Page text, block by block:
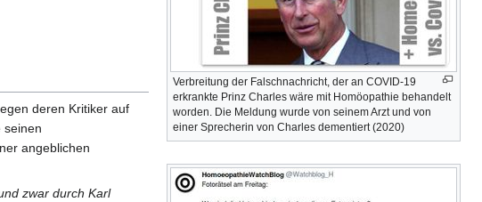
Verbreitung der Falschnachricht, der an COVID-19
erkrankte Prinz Charles wäre mit Homöopathie behandelt
worden. Die Meldung wurde von seinem Arzt und von
einer Sprecherin von Charles dementiert (2020)
deren Kritiker auf
seinen
angeblichen
zwar durch Karl